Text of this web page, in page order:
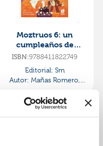
Moztruos 6: un
cumpleaños de
miedo
ISBN:9788411822749
Editorial: Sm
Autor: Mañas Romero,